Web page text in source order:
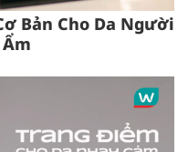
Bản Cho Da Người